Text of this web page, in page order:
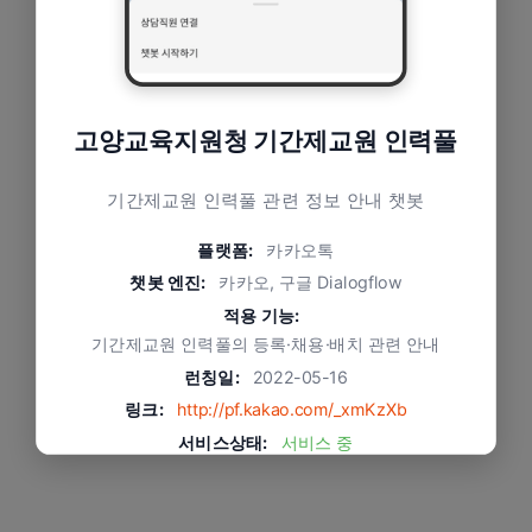
고양교육지원청 기간제교원 인력풀
기간제교원 인력풀 관련 정보 안내 챗봇
플랫폼: 카카오톡
챗봇 엔진: 카카오, 구글 Dialogflow
적용 기능:
기간제교원 인력풀의 등록·채용·배치 관련 안내
런칭일:
2022-05-16
링크:
http://pf.kakao.com/_xmKzXb
서비스상태:
서비스 중